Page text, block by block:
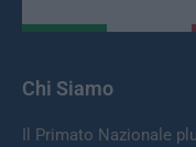
Chi Siamo
Il Primato Nazionale